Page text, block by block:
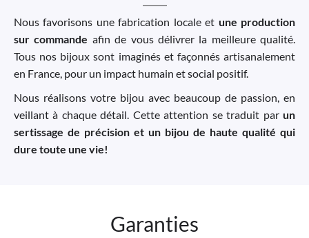
Nous favorisons une fabrication locale et une production
sur commande afin de vous délivrer la meilleure qualité.
Tous nos bijoux sont imaginés et façonnés artisanalement
en France, pour un impact humain et social positif.
Nous réalisons votre bijou avec beaucoup de passion, en
veillant à chaque détail. Cette attention se traduit par un
sertissage de précision et un bijou de haute qualité qui
dure toute une vie!
Garanties